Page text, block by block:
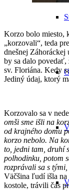
Korzo bolo miesto,
„korzovali“, teda
dnešnej
by sa dalo povedať,
sv. Floriána. Kedy
Jediný údaj, ktorý
Korzovalo sa v
omši sme išli na
od krajného domu
korzo nebolo. Na
to, jedni tam, druhí
polhodinku, potom
rozprávali sa s
Väčšina ľudí išla
kostole, trávili čas